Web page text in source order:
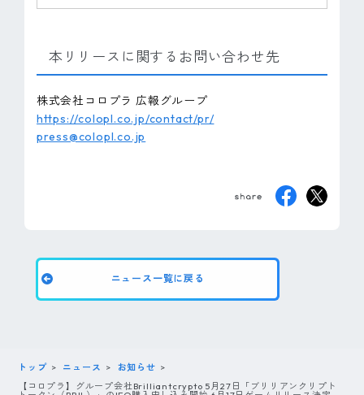
本リリースに関するお問い合わせ先
株式会社コロプラ 広報グループ
https://colopl.co.jp/contact/pr/
press@colopl.co.jp
ニュース一覧に戻る
トップ ニュース
お知らせ
【コロプラ】グループ会社Brilliantcrypto 5月27日「ブリリアンクリプト